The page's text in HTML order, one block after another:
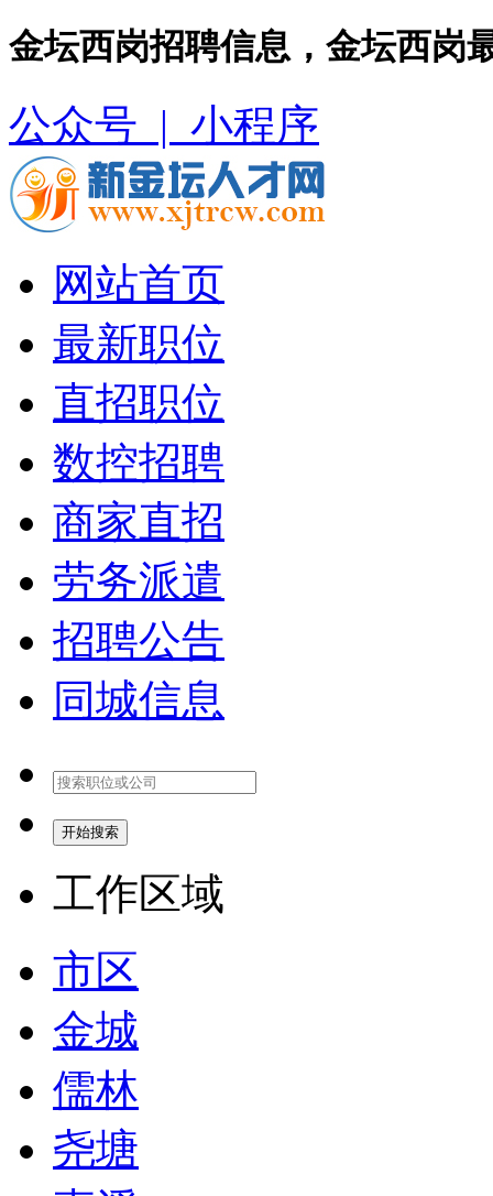
金坛西岗招聘信息，金坛西岗
公众号 | 小程序
网站首页
最新职位
直招职位
数控招聘
商家直招
劳务派遣
招聘公告
同城信息
开始搜索
工作区域
市区
金城
儒林
尧塘